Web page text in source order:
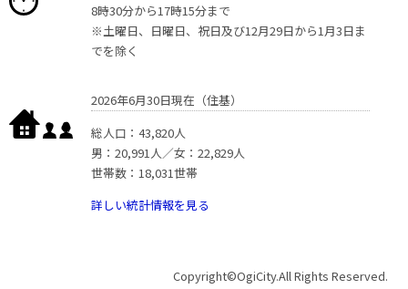
8時30分から17時15分まで
※土曜日、日曜日、祝日及び12月29日から1月3日ま
でを除く
2026年6月30日現在（住基）
総人口：43,820人
男：20,991人／女：22,829人
世帯数：18,031世帯
詳しい統計情報を見る
Copyright©OgiCity.All Rights Reserved.